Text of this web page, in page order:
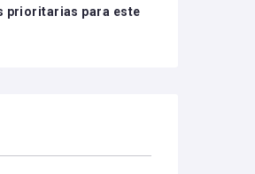
prioritarias para este